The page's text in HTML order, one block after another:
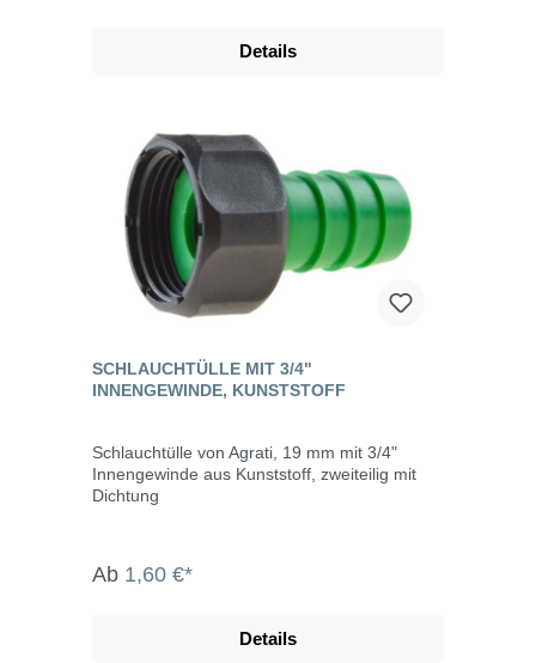
Details
SCHLAUCHTÜLLE MIT 3/4"
INNENGEWINDE, KUNSTSTOFF
Schlauchtülle von Agrati, 19 mm mit 3/4"
Innengewinde aus Kunststoff, zweiteilig mit
Dichtung
Ab 1,60 €*
Details